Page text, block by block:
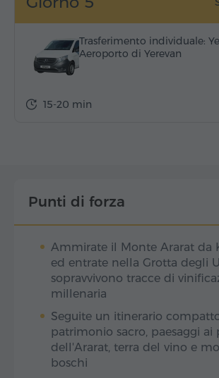
Trasferimento individuale:
Aeroporto di Yerevan
15-20 min
Punti di forza
Ammirate il Monte Ararat da
ed entrate nella Grotta degli
sopravvivono tracce di
millenaria
Seguite un itinerario
patrimonio sacro, paesaggi ai
dell'Ararat, terra del vino e
boschi